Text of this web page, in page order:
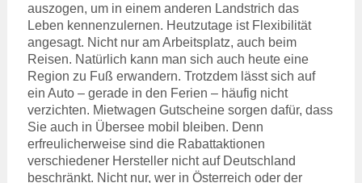
auszogen, um in einem anderen Landstrich das
Leben kennenzulernen. Heutzutage ist Flexibilität
angesagt. Nicht nur am Arbeitsplatz, auch beim
Reisen. Natürlich kann man sich auch heute eine
Region zu Fuß erwandern. Trotzdem lässt sich auf
ein Auto – gerade in den Ferien – häufig nicht
verzichten. Mietwagen Gutscheine sorgen dafür, dass
Sie auch in Übersee mobil bleiben. Denn
erfreulicherweise sind die Rabattaktionen
verschiedener Hersteller nicht auf Deutschland
beschränkt. Nicht nur, wer in Österreich oder der